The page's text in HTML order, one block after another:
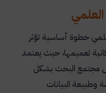
خطوة أساسية تؤثر
تعميمها، حيث يعتمد
مجتمع البحث بشكل
البيانات